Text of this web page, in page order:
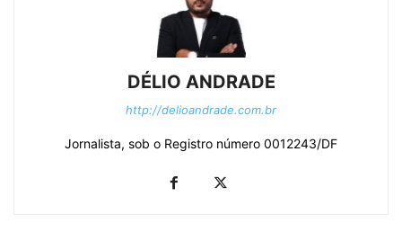
DÉLIO ANDRADE
http://delioandrade.com.br
Jornalista, sob o Registro número 0012243/DF